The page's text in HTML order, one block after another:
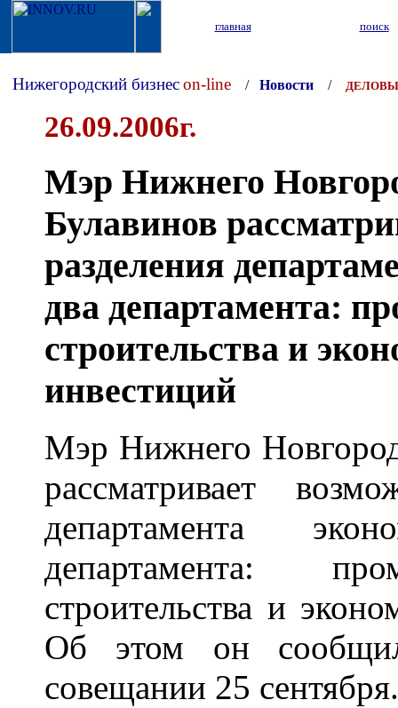
главная поиск
Нижегородский бизнесon-line / Новости /
26.09.2006г.
Мэр Нижнего
Булавинов
разделения
два департамента:
строительства и
инвестиций
Мэр Нижнего
рассматривает
департамента
департамента:
строительства и
Об этом он
совещании 25 сентября.